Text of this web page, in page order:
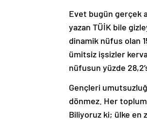
Evet bugün gerçek
yazan TÜİK bile
dinamik nüfus olan
ümitsiz işsizler
nüfusun yüzde
Gençleri
dönmez. Her
Biliyoruz ki; ülke en